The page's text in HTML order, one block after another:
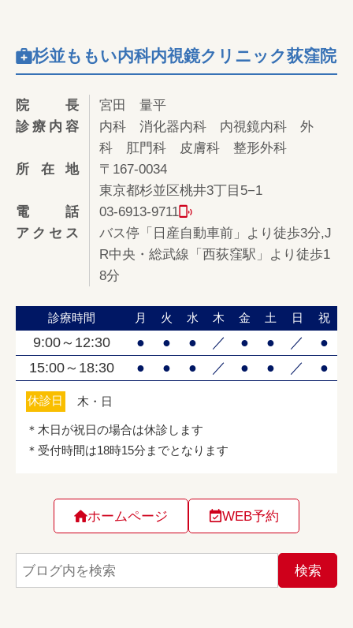
杉並ももい内科内視鏡クリニック荻窪院
院長
宮田 量平
診療内容
内科 消化器内科 内視鏡内科 外
科 肛門科 皮膚科 整形外科
所在地
〒167-0034
東京都杉並区桃井3丁目5−1
電話
03-6913-9711
アクセス
バス停「日産自動車前」より徒歩3分,J
R中央・総武線「西荻窪駅」より徒歩1
8分
ホームページ WEB予約